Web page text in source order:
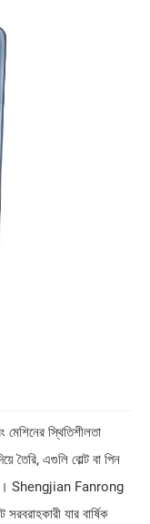
স্থিতিশীলতা
তৈরি, এগুলি বোল্ট বা পিন
হয়। Shengjian Fanrong
যার বার্ষিক